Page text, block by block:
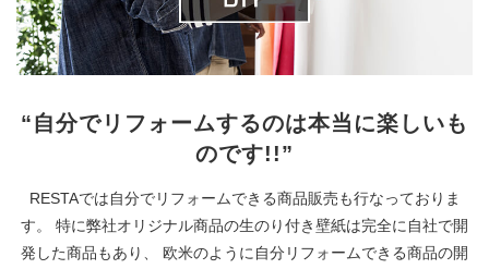
“自分でリフォームするのは本当に楽しいも
のです!!”
RESTAでは自分でリフォームできる商品販売も行なっておりま
す。
特に弊社オリジナル商品の生のり付き壁紙は完全に自社で開
発した商品もあり、
欧米のように自分リフォームできる商品の開